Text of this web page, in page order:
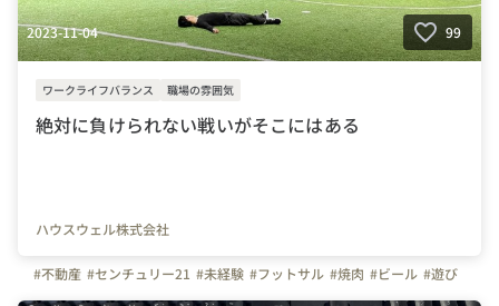
2023-11-04 99
ワークライフバランス 職場の雰囲気
絶対に負けられない戦いがそこにはある
ハウスウェル株式会社
#不動産 #センチュリー21 #未経験 #フットサル #焼肉 #ビール #遊び